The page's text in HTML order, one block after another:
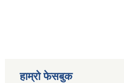
हाम्रो फेसबुक